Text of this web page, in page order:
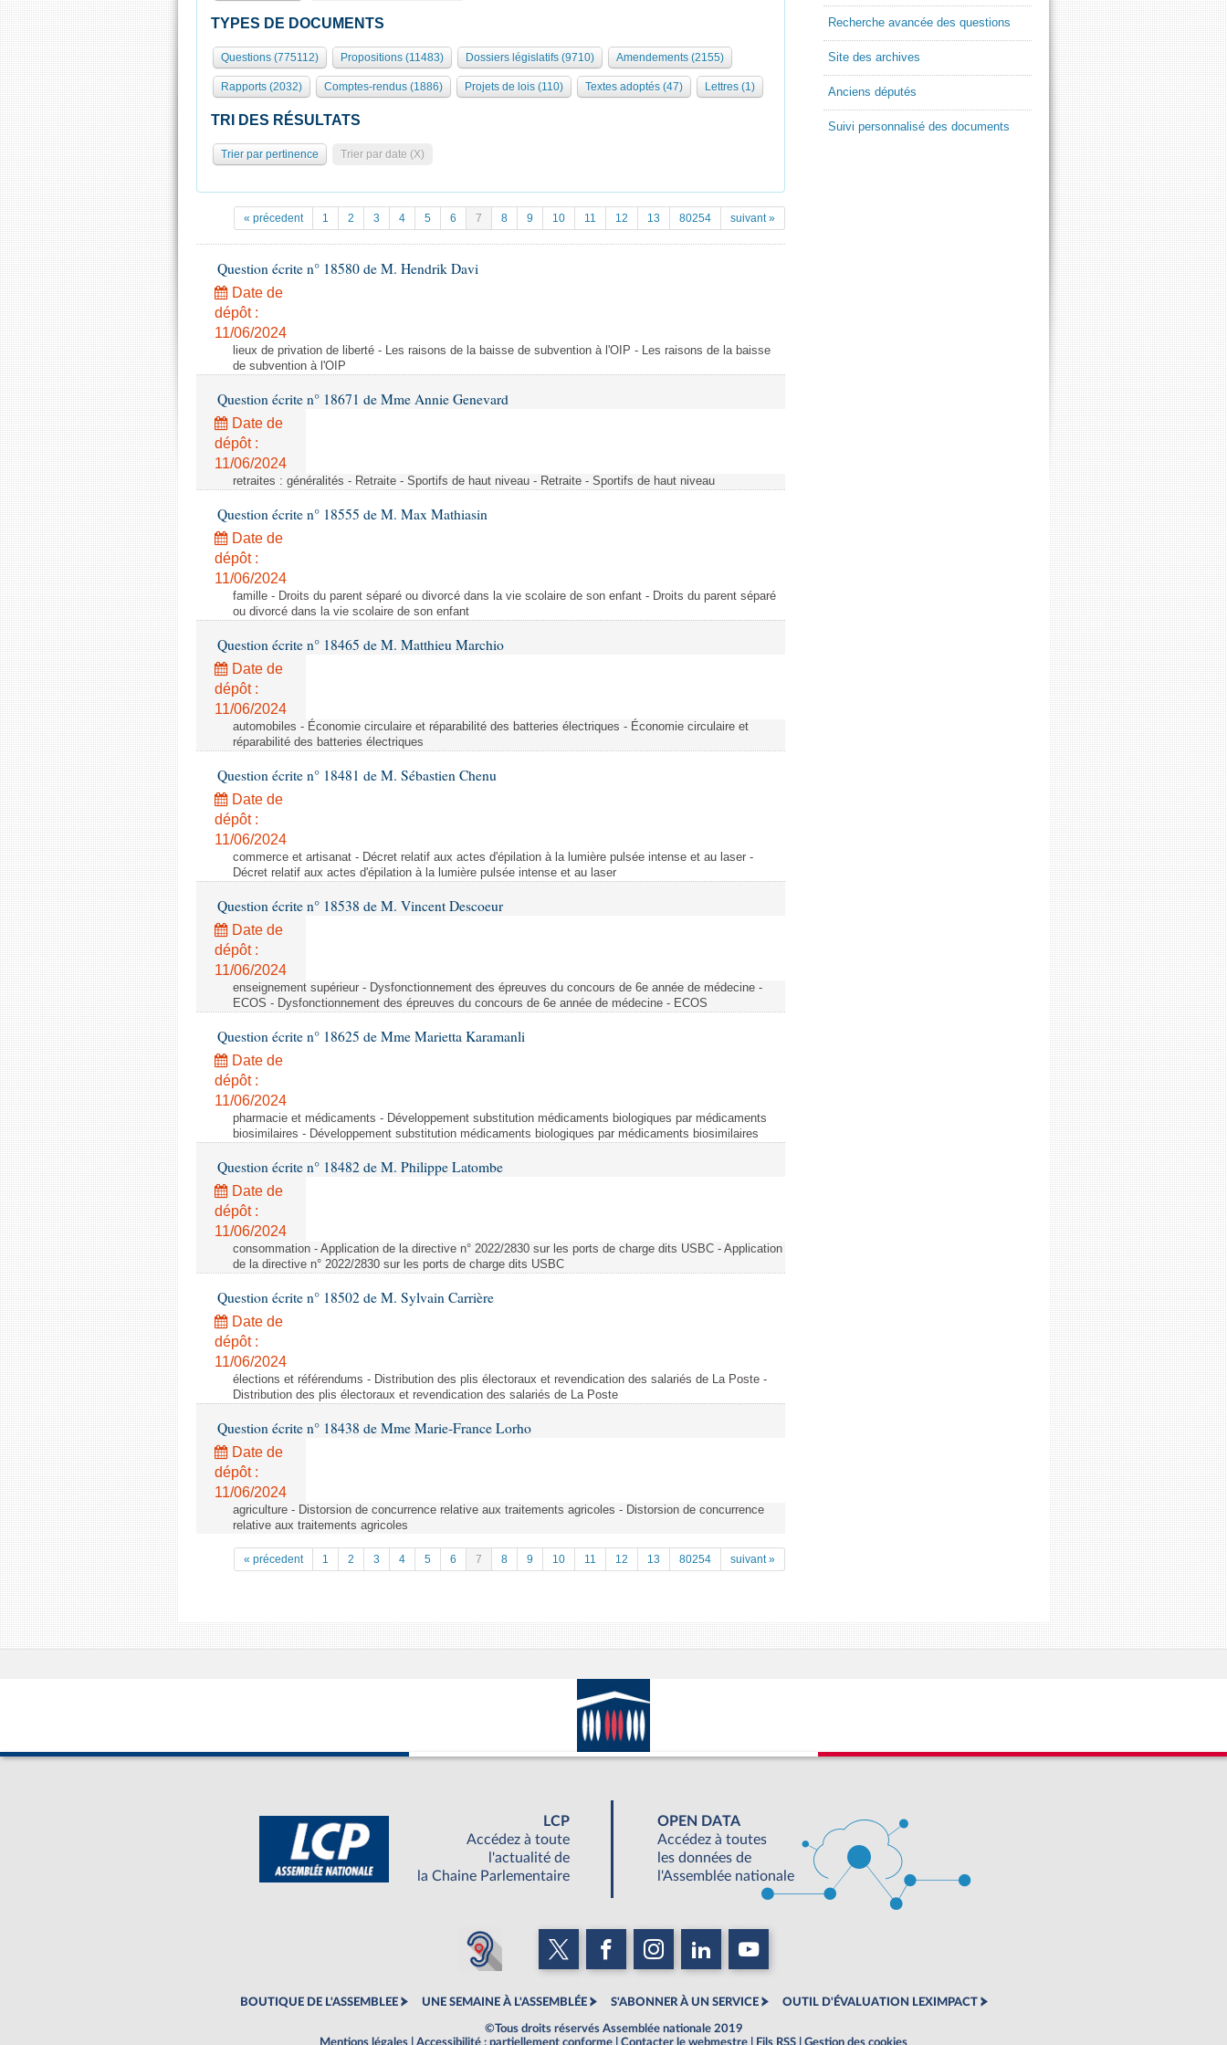
TYPES DE DOCUMENTS
Questions (775112) Propositions (11483) Dossiers législatifs (9710) Amendements (2155)
Rapports (2032) Comptes-rendus (1886) Projets de lois (110) Textes adoptés (47) Lettres (1)
TRI DES RÉSULTATS
Trier par pertinence Trier par date (X)
« précedent 1 2 3 4 5 6 7 8 9 10 11 12 13 80254 suivant »
Question écrite n° 18580 de M. Hendrik Davi
Date de
dépôt :
11/06/2024
lieux de privation de liberté - Les raisons de la baisse de subvention à l'OIP - Les raisons de la baisse
de subvention à l'OIP
Question écrite n° 18671 de Mme Annie Genevard
Date de
dépôt :
11/06/2024
retraites : généralités - Retraite - Sportifs de haut niveau - Retraite - Sportifs de haut niveau
Question écrite n° 18555 de M. Max Mathiasin
Date de
dépôt :
11/06/2024
famille - Droits du parent séparé ou divorcé dans la vie scolaire de son enfant - Droits du parent séparé
ou divorcé dans la vie scolaire de son enfant
Question écrite n° 18465 de M. Matthieu Marchio
Date de
dépôt :
11/06/2024
automobiles - Économie circulaire et réparabilité des batteries électriques - Économie circulaire et
réparabilité des batteries électriques
Question écrite n° 18481 de M. Sébastien Chenu
Date de
dépôt :
11/06/2024
commerce et artisanat - Décret relatif aux actes d'épilation à la lumière pulsée intense et au laser -
Décret relatif aux actes d'épilation à la lumière pulsée intense et au laser
Question écrite n° 18538 de M. Vincent Descoeur
Date de
dépôt :
11/06/2024
enseignement supérieur - Dysfonctionnement des épreuves du concours de 6e année de médecine -
ECOS - Dysfonctionnement des épreuves du concours de 6e année de médecine - ECOS
Question écrite n° 18625 de Mme Marietta Karamanli
Date de
dépôt :
11/06/2024
pharmacie et médicaments - Développement substitution médicaments biologiques par médicaments
biosimilaires - Développement substitution médicaments biologiques par médicaments biosimilaires
Question écrite n° 18482 de M. Philippe Latombe
Date de
dépôt :
11/06/2024
consommation - Application de la directive n° 2022/2830 sur les ports de charge dits USBC - Application
de la directive n° 2022/2830 sur les ports de charge dits USBC
Question écrite n° 18502 de M. Sylvain Carrière
Date de
dépôt :
11/06/2024
élections et référendums - Distribution des plis électoraux et revendication des salariés de La Poste -
Distribution des plis électoraux et revendication des salariés de La Poste
Question écrite n° 18438 de Mme Marie-France Lorho
Date de
dépôt :
11/06/2024
agriculture - Distorsion de concurrence relative aux traitements agricoles - Distorsion de concurrence
relative aux traitements agricoles
« précedent 1 2 3 4 5 6 7 8 9 10 11 12 13 80254 suivant »
Recherche avancée des questions
Site des archives
Anciens députés
Suivi personnalisé des documents
LCP
Accédez à toute
l'actualité de
la Chaine Parlementaire
OPEN DATA
Accédez à toutes
les données de
l'Assemblée nationale
BOUTIQUE DE L'ASSEMBLEE UNE SEMAINE À L'ASSEMBLÉE S'ABONNER À UN SERVICE OUTIL D'ÉVALUATION LEXIMPACT
©Tous droits réservés Assemblée nationale 2019
Mentions légales
Accessibilité : partiellement conforme Contacter le webmestre Fils RSS Gestion des cookies